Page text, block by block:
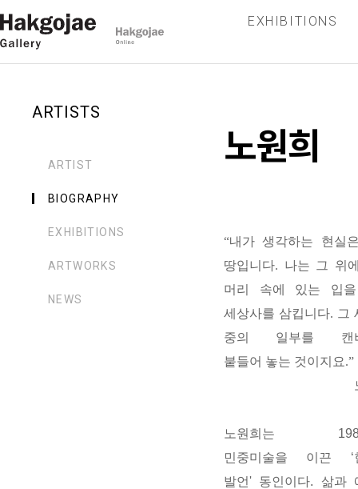
EXHIBITIONS
ARTISTS
ARTIST
BIOGRAPHY
EXHIBITIONS
ARTWORKS
NEWS
노원희
“내가 생각하는 현실
땅입니다. 나는 그 위
머리 속에 있는 입
세상사를 삼킵니다. 그
중의 일부를 캔
붙들어 놓는 것이지요.”
노원희는 1980
민중미술을 이끈 ‘
발언' 동인이다. 삶과